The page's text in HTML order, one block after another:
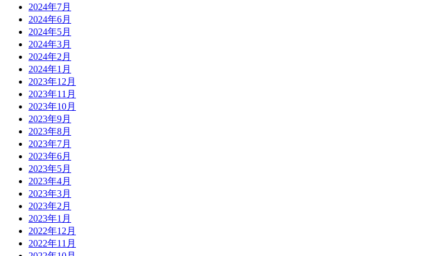
2024年7月
2024年6月
2024年5月
2024年3月
2024年2月
2024年1月
2023年12月
2023年11月
2023年10月
2023年9月
2023年8月
2023年7月
2023年6月
2023年5月
2023年4月
2023年3月
2023年2月
2023年1月
2022年12月
2022年11月